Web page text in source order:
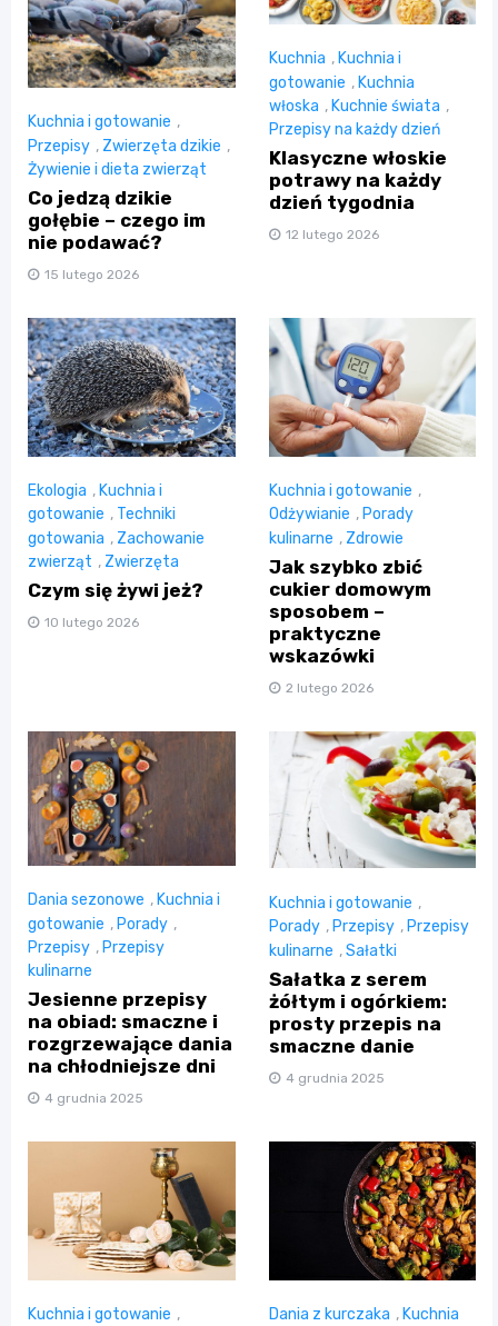
Kuchnia i gotowanie ,
Przepisy , Zwierzęta dzikie ,
Żywienie i dieta zwierząt
Co jedzą dzikie
gołębie – czego im
nie podawać?
15 lutego 2026
Kuchnia , Kuchnia i
gotowanie , Kuchnia
włoska , Kuchnie świata ,
Przepisy na każdy dzień
Klasyczne włoskie
potrawy na każdy
dzień tygodnia
12 lutego 2026
Ekologia , Kuchnia i
gotowanie , Techniki
gotowania , Zachowanie
zwierząt , Zwierzęta
Czym się żywi jeż?
10 lutego 2026
Kuchnia i gotowanie ,
Odżywianie , Porady
kulinarne , Zdrowie
Jak szybko zbić
cukier domowym
sposobem –
praktyczne
wskazówki
2 lutego 2026
Dania sezonowe , Kuchnia i
gotowanie , Porady ,
Przepisy , Przepisy
kulinarne
Jesienne przepisy
na obiad: smaczne i
rozgrzewające dania
na chłodniejsze dni
4 grudnia 2025
Kuchnia i gotowanie ,
Porady , Przepisy , Przepisy
kulinarne ,Sałatki
Sałatka z serem
żółtym i ogórkiem:
prosty przepis na
smaczne danie
4 grudnia 2025
Kuchnia i gotowanie ,
Dania z kurczaka , Kuchnia